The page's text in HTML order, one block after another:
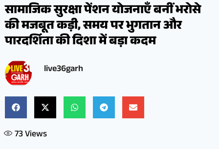
सामाजिक सुरक्षा पेंशन योजनाएँ बनीं भरोसे
की मजबूत कड़ी, समय पर भुगतान और
पारदर्शिता की दिशा में बड़ा कदम
live36garh
73Views